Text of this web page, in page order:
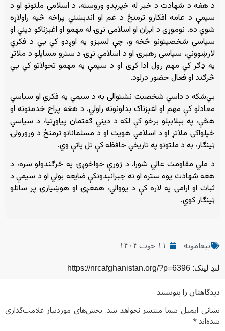
د هغه د شهادت د خبر له خپرېدو وروسته، د اسلامي ملتونو او د
سیمې د عامه افکارو ترمنځ د غم او اندېښنې پراخه څپه راولاړه
شوې ده. نوموړی د ایران او اسلامي نړۍ له مهمو او اغېزناکو دیني او
سیاسي شخصیتونو څخه و، چې لسیزو په اوږدو کې یې د فکري
لارښوونې، سیاسي رهبرۍ او د اسلامي نړۍ د سترو مسایلو د ملاتړ
په ډګر کې مهم رول ادا کړی او د سیمې په مهمو تحولاتو کې یې
څرګند او فعال حضور درلود.
بې‌شکه د داسې شخصیت نشتوالی به د سیمې په فکري او سیاسي
معادلو کې مهم او اغېزناک بدلونونه راولي. د هغه پراخ خدمتونه او
هڅې، په بېلابېلو برخو کې لکه د دیني ګفتمان پیاوړتیا، د سیاسي
خپلواکۍ ملاتړ او د اسلامي هویت او د مسلمانانو ترمنځ د ورورولۍ
ټینګار، به د ملتونو په تاریخي حافظه کې تل پاتې وي.
د ملي مقاومت عالي شورا، د ژورې خواخوږۍ په څرګندولو سره، د
هغه شهادت یوه ستره او نه جبرانېدونکې ضایعه بولي او د سیمې د
ثبات او ارامۍ په لاره کې د یووالي، همغږۍ او هوښیارۍ پر ساتلو
ټینګار کوي.
پیغامونه ۱۱ حوت ۱۴۰۴
لنډ لینک: https://nrcafghanistan.org/?p=6396
دیدگاهتان را بنویسید
نشانی ایمیل شما منتشر نخواهد شد. بخش‌های موردنیاز علامت‌گذاری
شده‌اند*